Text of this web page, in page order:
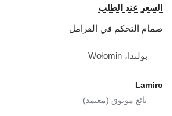
عند الطلب
التحكم في الفرامل
بولندا، Wołomin